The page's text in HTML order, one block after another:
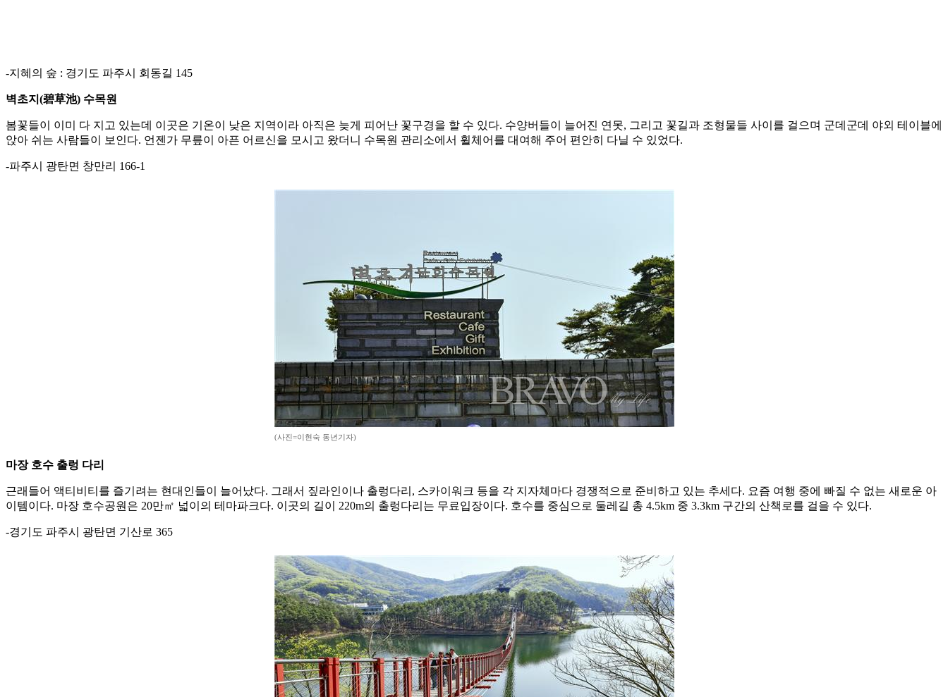
-지혜의 숲 : 경기도 파주시 회동길 145
벽초지(碧草池) 수목원
봄꽃들이 이미 다 지고 있는데 이곳은 기온이 낮은 지역이라 아직은 늦게 피어난 꽃구경을 할 수 있다. 수양버들이 늘어진 연못, 그리고 꽃길과 조형물들 사이를 걸으며 군데군데 야외 테이블에
앉아 쉬는 사람들이 보인다. 언젠가 무릎이 아픈 어르신을 모시고 왔더니 수목원 관리소에서 휠체어를 대여해 주어 편안히 다닐 수 있었다.
-파주시 광탄면 창만리 166-1
(사진=이현숙 동년기자)
마장 호수 출렁 다리
근래들어 액티비티를 즐기려는 현대인들이 늘어났다. 그래서 짚라인이나 출렁다리, 스카이워크 등을 각 지자체마다 경쟁적으로 준비하고 있는 추세다. 요즘 여행 중에 빠질 수 없는 새로운 아
이템이다. 마장 호수공원은 20만㎡ 넓이의 테마파크다. 이곳의 길이 220m의 출렁다리는 무료입장이다. 호수를 중심으로 둘레길 총 4.5km 중 3.3km 구간의 산책로를 걸을 수 있다.
-경기도 파주시 광탄면 기산로 365